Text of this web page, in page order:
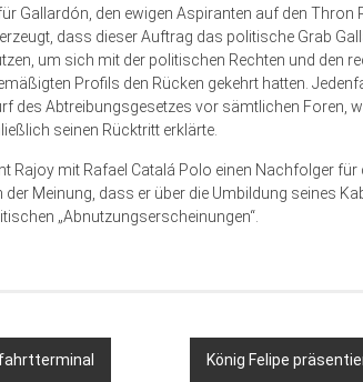
Gallardón, den ewigen Aspiranten auf den
dass dieser Auftrag das politische Grab
um sich mit der politischen Rechten und den
Profils den Rücken gekehrt hatten.
des Abtreibungsgesetzes vor sämtlichen Foren,
seinen Rücktritt erklärte.
Rajoy mit Rafael Catalá Polo einen Nachfolger
der Meinung, dass er über die Umbildung seines
„Abnutzungserscheinungen“.
König Felipe